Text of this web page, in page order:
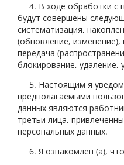
4. В ходе обработки с
будут совершены
систематизация,
(обновление, изменение),
передача
блокирование, удаление,
5. Настоящим я
предполагаемыми
данных являются
третьи лица,
персональных данных.
6. Я ознакомлен (а),